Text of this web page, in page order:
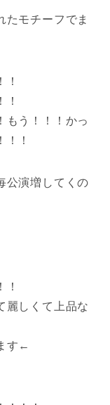
たモチーフでま
もう！！！かっ
！
公演増してくの
麗しくて上品な
す←